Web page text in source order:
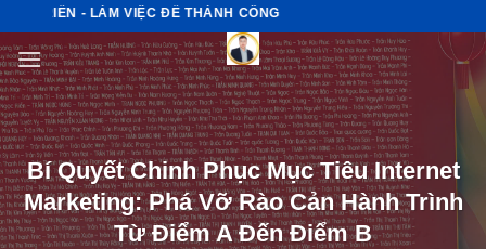
nội
dung
- LÀM VIỆC ĐỂ THÀNH CÔNG
Bí Quyết Chinh Phục Mục Tiêu Internet
Marketing: Phá Vỡ Rào Cản Hành Trình
Từ Điểm A Đến Điểm B